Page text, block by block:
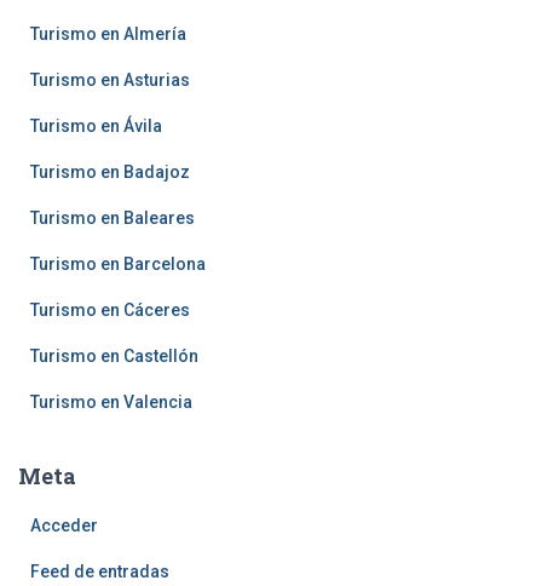
Turismo en Almería
Turismo en Asturias
Turismo en Ávila
Turismo en Badajoz
Turismo en Baleares
Turismo en Barcelona
Turismo en Cáceres
Turismo en Castellón
Turismo en Valencia
Meta
Acceder
Feed de entradas